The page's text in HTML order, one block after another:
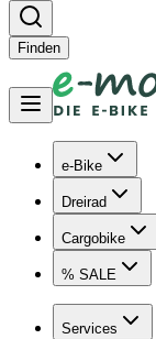
Finden
e-Bike
Dreirad
Cargobike
% SALE
Services